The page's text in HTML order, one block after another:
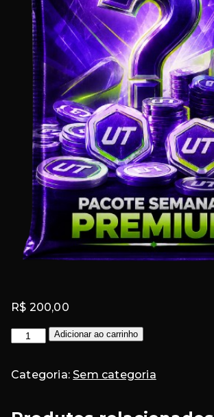
R$ 200,00
Pacote
Premium
Adicionar ao carrinho
Categoria:Sem categoria